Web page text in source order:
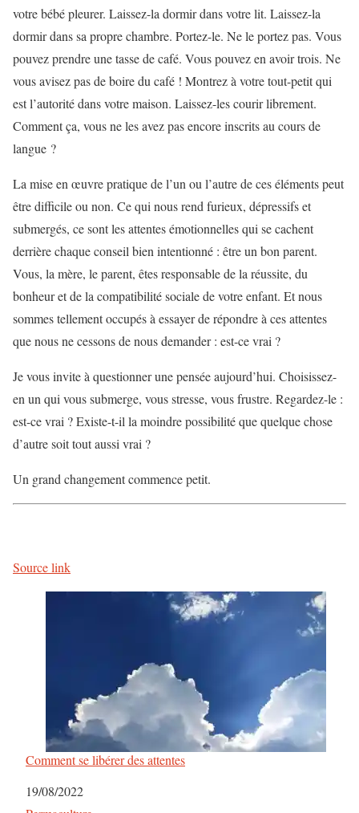
votre bébé pleurer. Laissez-la dormir dans votre lit. Laissez-la
dormir dans sa propre chambre. Portez-le. Ne le portez pas. Vous
pouvez prendre une tasse de café. Vous pouvez en avoir trois. Ne
vous avisez pas de boire du café ! Montrez à votre tout-petit qui
est l’autorité dans votre maison. Laissez-les courir librement.
Comment ça, vous ne les avez pas encore inscrits au cours de
langue ?
La mise en œuvre pratique de l’un ou l’autre de ces éléments peut
être difficile ou non. Ce qui nous rend furieux, dépressifs et
submergés, ce sont les attentes émotionnelles qui se cachent
derrière chaque conseil bien intentionné : être un bon parent.
Vous, la mère, le parent, êtes responsable de la réussite, du
bonheur et de la compatibilité sociale de votre enfant. Et nous
sommes tellement occupés à essayer de répondre à ces attentes
que nous ne cessons de nous demander : est-ce vrai ?
Je vous invite à questionner une pensée aujourd’hui. Choisissez-
en un qui vous submerge, vous stresse, vous frustre. Regardez-le :
est-ce vrai ? Existe-t-il la moindre possibilité que quelque chose
d’autre soit tout aussi vrai ?
Un grand changement commence petit.
Source link
Comment se libérer des attentes
Date
19/08/2022